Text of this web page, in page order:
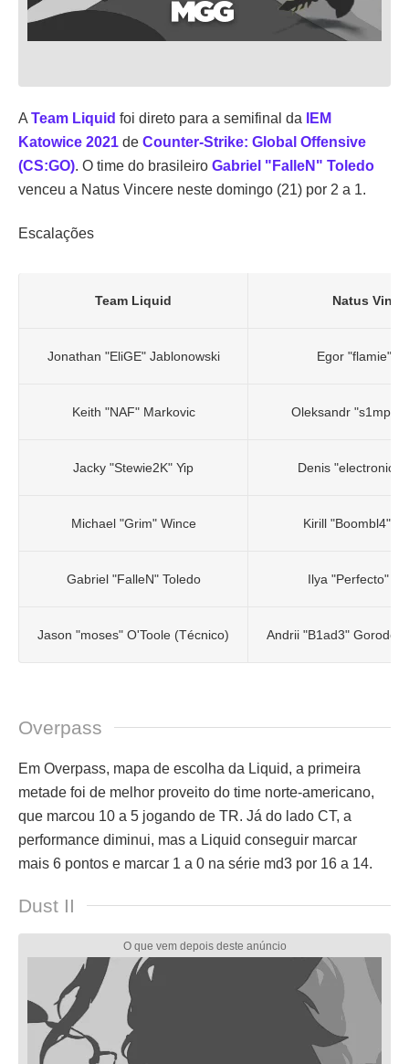
A Team Liquid foi direto para a semifinal da
IEM
Katowice 2021 de Counter-Strike: Global Offensive
(CS:GO). O time do brasileiro Gabriel "FalleN" Toledo
venceu a Natus Vincere neste domingo (21) por 2 a 1.
Escalações
Team Liquid Natus
Jonathan "EliGE" Jablonowski Egor "flamie"
Keith "NAF" Markovic Oleksandr "s1mple"
Jacky "Stewie2K" Yip Denis "electronic"
Michael "Grim" Wince Kirill "Boombl4"
Gabriel "FalleN" Toledo Ilya "Perfecto"
Jason "moses" O'Toole (Técnico) Andrii "B1ad3"
Overpass
Em Overpass, mapa de escolha da Liquid, a primeira
metade foi de melhor proveito do time norte-americano,
que marcou 10 a 5 jogando de TR. Já do lado CT, a
performance diminui, mas a Liquid conseguir marcar
mais 6 pontos e marcar 1 a 0 na série md3 por 16 a 14.
Dust II